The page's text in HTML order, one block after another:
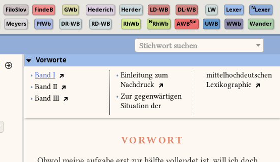
FiloSlov FindeB GWb Hederich Herder LD-WB DL-WB LW Lexer NLexer
Meyers PfWb DR-WB RD-WB RhWb NRhWb AWBSpl UWB WWb Wander
Stichwort suchen
Vorworte
• Band I
• Band II
• Band III
• Einleitung zum
Nachdruck
• Zur gegenwärtigen
Situation der
mittelhochdeutschen
Lexikographie
VORWORT